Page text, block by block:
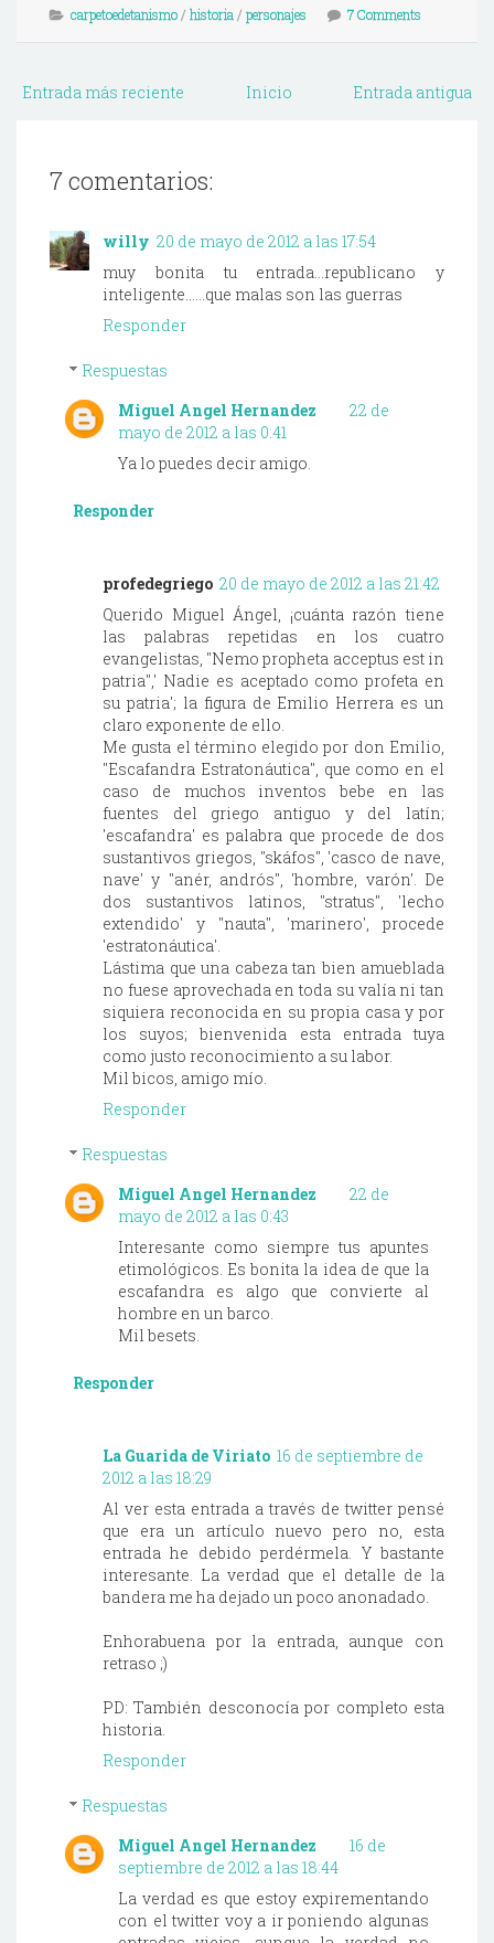
carpetoedetanismo/ historia / personajes 7 Comments
Entrada más reciente Entrada antigua
Inicio
7 comentarios:
willy 20 de mayo de 2012 a las 17:54
muy bonita tu entrada...republicano y
inteligente......que malas son las guerras
Responder
Respuestas
Miguel Angel Hernandez
22 de
mayo de 2012 a las 0:41
Ya lo puedes decir amigo.
Responder
profedegriego 20 de mayo de 2012 a las 21:42
Querido Miguel Ángel, ¡cuánta razón tiene
las palabras repetidas en los cuatro
evangelistas, "Nemo propheta acceptus est in
patria",' Nadie es aceptado como profeta en
su patria'; la figura de Emilio Herrera es un
claro exponente de ello.
Me gusta el término elegido por don Emilio,
"Escafandra Estratonáutica", que como en el
caso de muchos inventos bebe en las
fuentes del griego antiguo y del latín;
'escafandra' es palabra que procede de dos
sustantivos griegos, "skáfos", 'casco de nave,
nave' y "anér, andrós", 'hombre, varón'. De
dos sustantivos latinos, "stratus", 'lecho
extendido' y "nauta", 'marinero', procede
'estratonáutica'.
Lástima que una cabeza tan bien amueblada
no fuese aprovechada en toda su valía ni tan
siquiera reconocida en su propia casa y por
los suyos; bienvenida esta entrada tuya
como justo reconocimiento a su labor.
Mil bicos, amigo mío.
Responder
Respuestas
Miguel Angel Hernandez
22 de
mayo de 2012 a las 0:43
Interesante como siempre tus apuntes
etimológicos. Es bonita la idea de que la
escafandra es algo que convierte al
hombre en un barco.
Mil besets.
Responder
La Guarida de Viriato 16 de septiembre de
2012 a las 18:29
Al ver esta entrada a través de twitter pensé
que era un artículo nuevo pero no, esta
entrada he debido perdérmela. Y bastante
interesante. La verdad que el detalle de la
bandera me ha dejado un poco anonadado.
Enhorabuena por la entrada, aunque con
retraso ;)
PD: También desconocía por completo esta
historia.
Responder
Respuestas
Miguel Angel Hernandez
16 de
septiembre de 2012 a las 18:44
La verdad es que estoy expirementando
con el twitter voy a ir poniendo algunas